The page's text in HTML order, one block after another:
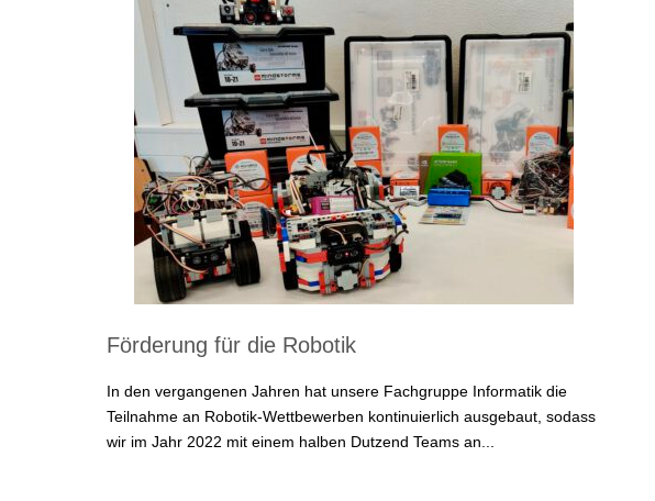
Förderung für die Robotik
In den vergangenen Jahren hat unsere Fachgruppe Informatik die
Teilnahme an Robotik-Wettbewerben kontinuierlich ausgebaut, sodass
wir im Jahr 2022 mit einem halben Dutzend Teams an...